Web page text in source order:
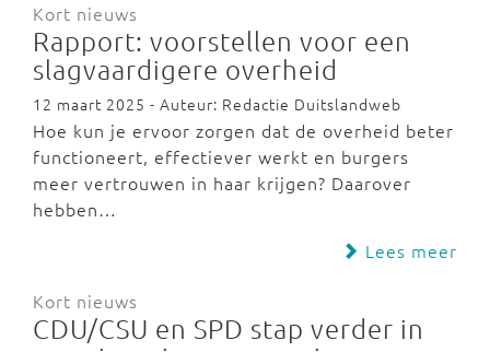
Kort nieuws
Rapport: voorstellen voor een
slagvaardigere overheid
12 maart 2025 - Auteur: Redactie Duitslandweb
Hoe kun je ervoor zorgen dat de overheid beter
functioneert, effectiever werkt en burgers
meer vertrouwen in haar krijgen? Daarover
hebben…
Lees meer
Kort nieuws
CDU/CSU en SPD stap verder in